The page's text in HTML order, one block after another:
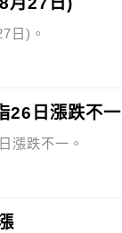
日)。
26日漲跌不一
漲跌不一。